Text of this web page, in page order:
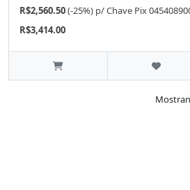
R$2,560.50(-25%) p/Chave Pix
R$3,414.00